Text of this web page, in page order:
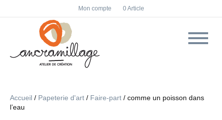
F
a
c
I
n
s
Mon compte 0 Article
Accueil / Papeterie d'art / Faire-part / comme un poisson dans
l’eau